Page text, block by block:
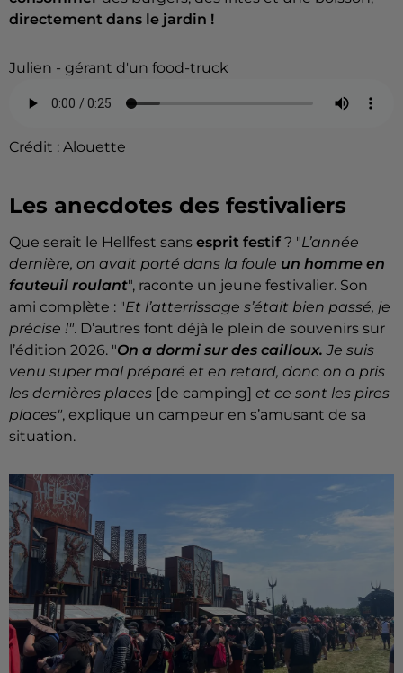
directement dans le jardin !
Julien - gérant d'un food-truck
Crédit : Alouette
Les anecdotes des festivaliers
Que serait le Hellfest sans esprit festif? "L’année
dernière, on avait porté dans la foule un homme en
fauteuil roulant", raconte un jeune festivalier. Son
ami complète : "Et l’atterrissage s’était bien passé, je
précise !". D’autres font déjà le plein de souvenirs sur
l’édition 2026. "On a dormi sur des cailloux. Je suis
venu super mal préparé et en retard, donc on a pris
les dernières places [de camping] et ce sont les pires
places", explique un campeur en s’amusant de sa
situation.